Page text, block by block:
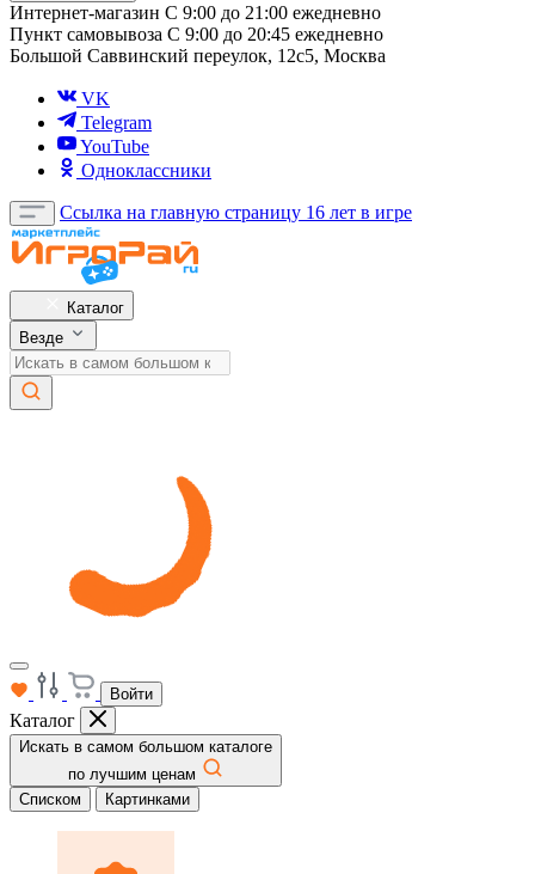
Интернет-магазин С 9:00 до 21:00 ежедневно
Пункт самовывоза С 9:00 до 20:45 ежедневно
Большой Саввинский переулок, 12с5, Москва
VK
Telegram
YouTube
Одноклассники
Ссылка на главную страницу 16 лет в игре
Каталог
Везде
Войти
Каталог
Искать в самом большом каталоге
по лучшим ценам
Списком
Картинками